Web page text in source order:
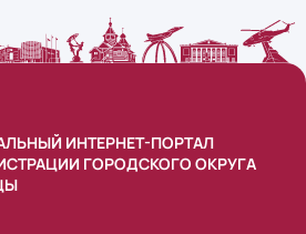
ИНТЕРНЕТ-ПОРТАЛ
ГОРОДСКОГО ОКРУГА